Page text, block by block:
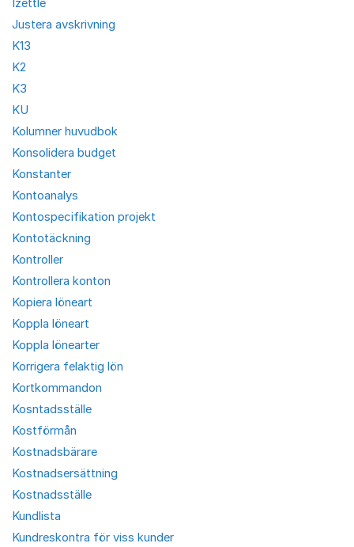
Izettle
Justera avskrivning
K13
K2
K3
KU
Kolumner huvudbok
Konsolidera budget
Konstanter
Kontoanalys
Kontospecifikation projekt
Kontotäckning
Kontroller
Kontrollera konton
Kopiera löneart
Koppla löneart
Koppla lönearter
Korrigera felaktig lön
Kortkommandon
Kosntadsställe
Kostförmån
Kostnadsbärare
Kostnadsersättning
Kostnadsställe
Kundlista
Kundreskontra för viss kunder